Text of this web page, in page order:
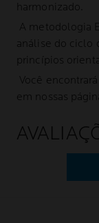
harmonizado.
A metodologia
análise do ciclo
princípios
Você
em nossas